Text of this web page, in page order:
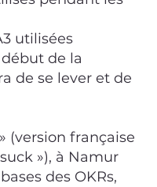
utilisées
de la
de se lever et de
(version française
»), à Namur
des OKRs,